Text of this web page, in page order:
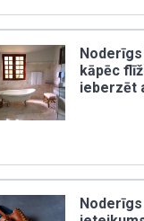
kāpēc
ieberzēt